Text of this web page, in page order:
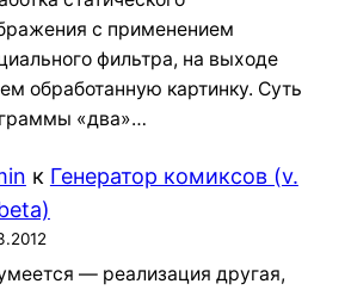
с применением
фильтра, на выходе
обработанную картинку. Суть
«два»…
к Генератор комиксов (v.
— реализация другая,